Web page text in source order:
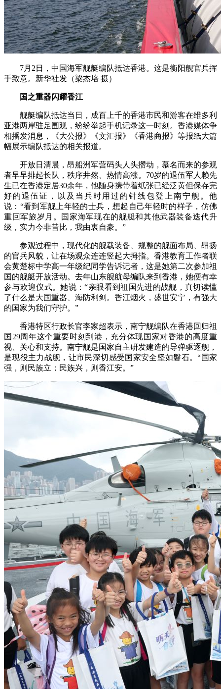
7月2日，中国海军舰艇编队抵达香港。这是衡阳舰官兵挥
手致意。新华社发（梁杰培 摄）
国之重器闪耀香江
舰艇编队抵达当日，成百上千的香港市民和游客在维多利
亚港两岸驻足围观，纷纷举起手机记录这一时刻。香港媒体争
相播发消息，《大公报》《文汇报》《香港商报》等报纸大篇
幅展示编队抵达的相关报道。
开放日清晨，昂船洲军营码头人头攒动，慕名而来的参观
者早早排起长队，秩序井然、热情高涨。70岁的退伍军人赖先
生已在香港定居30余年，他随身携带着纸张已经泛黄但保存完
好的退伍证，以及当兵时用过的针线包登上南宁舰。他
说：“看到军舰上年轻的士兵，想起自己年轻时的样子，仿佛
重回军旅岁月。国家海军现在的舰艇和其他武器装备迭代升
级，实力今非昔比，我由衷自豪。”
参观过程中，现代化的舰载装备、规整的舰面布局、昂扬
的官兵风貌，让在场观众连连竖起大拇指。香港教育工作者联
会黄楚标中学高一年级纪同学告诉记者，这是她第二次参加祖
国的舰艇开放活动。去年山东舰航母编队来到香港，她便有幸
参与欢迎仪式。她说：“亲眼看到祖国先进的战舰，真切读懂
了什么是大国重器、海防利剑。香江烟火，盛世安宁，有强大
的国家为我们守护。”
香港特区行政长官李家超表示，南宁舰编队在香港回归祖
国29周年这个重要时刻到港，充分体现国家对香港的高度重
视、关心和支持。南宁舰是国家自主研发建造的导弹驱逐舰，
是现役主力战舰，让市民深切感受国家安全坚如磐石。“国家
强，则民族立；民族兴，则香江安。”